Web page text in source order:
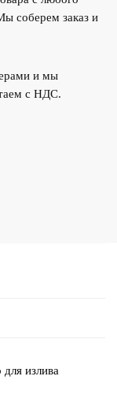
соберем заказ и
и мы
с НДС.
излива